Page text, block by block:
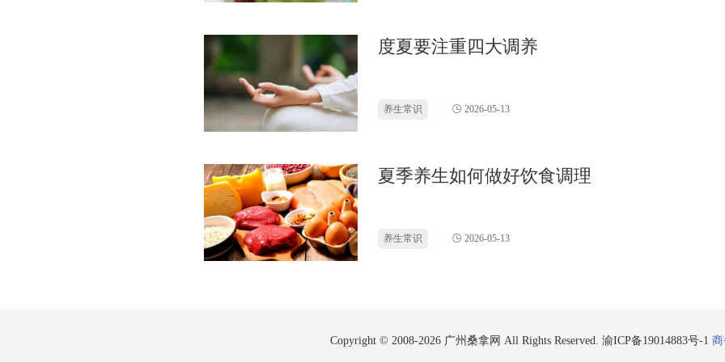
度夏要注重四大调养
养生常识 2026-05-13
夏季养生如何做好饮食调理
养生常识 2026-05-13
Copyright © 2008-2026 广州桑拿网 All Rights Reserved. 渝ICP备19014883号-1